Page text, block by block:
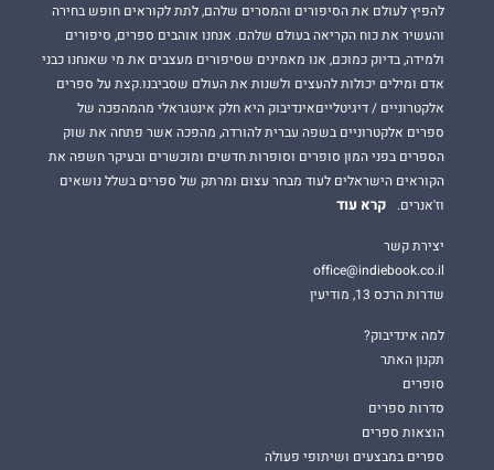
להפיץ לעולם את הסיפורים והמסרים שלהם, לתת לקוראים חופש בחירה
והעשיר את כוח הקריאה בעולם שלהם. אנחנו אוהבים ספרים, סיפורים
ולמידה, בדיוק כמוכם, אנו מאמינים שסיפורים מעצבים את מי שאנחנו כבני
אדם ומילים יכולות להעצים ולשנות את העולם שסביבנו.קצת על ספרים
אלקטרוניים / דיגיטלייםאינדיבוק היא חלק אינטגראלי מהמהפכה של
ספרים אלקטרוניים בשפה עברית להורדה, מהפכה אשר פתחה את שוק
הספרים בפני המון סופרים וסופרות חדשים ומוכשרים ובעיקר חשפה את
הקוראים הישראלים לעוד מבחר עצום ומרתק של ספרים בשלל נושאים
וז'אנרים.
קרא עוד
יצירת קשר
office@indiebook.co.il
שדרות הרכס 13, מודיעין
למה אינדיבוק?
תקנון האתר
סופרים
סדרות ספרים
הוצאות ספרים
ספרים במבצעים ושיתופי פעולה